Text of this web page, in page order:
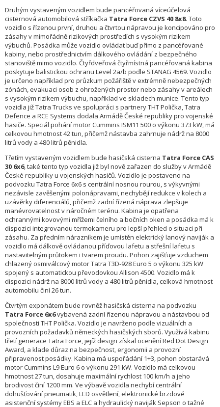
Druhým vystaveným vozidlem bude pancéřovaná víceúčelová
cisternová automobilová stříkačka Tatra Force CZVS 40 8x8. Toto
vozidlo s řízenou první, druhou a čtvrtou nápravou je koncipováno pro
zásahy v mimořádně rizikových prostředích s vysokým rizikem
výbuchů. Posádka může vozidlo ovládat buď přímo z pancéřované
kabiny, nebo prostřednictvím dálkového ovládání z bezpečného
stanoviště mimo vozidlo. Čtyřdveřová čtyřmístná pancéřovaná kabina
poskytuje balistickou ochranu Level 2a/b podle STANAG 4569. Vozidlo
je určeno například pro průzkum požářiště v extrémně nebezpečných
zónách, evakuaci osob z ohrožených prostor nebo zásahy v areálech
s vysokým rizikem výbuchu, například ve skladech munice. Tento typ
vozidla již Tatra Trucks ve spolupráci s partnery THT Polička, Tatra
Defence a RCE Systems dodala Armádě České republiky pro vojenské
hasiče. Speciál pohání motor Cummins ISM11 500 o výkonu 373 kW, má
celkovou hmotnost 42 tun, přičemž nástavba zahrnuje nádrž na 8000
litrů vody a 480 litrů pěnidla.
Třetím vystaveným vozidlem bude hasičská cisterna Tatra Force CAS
30 6x6, také tento typ vozidla již byl nově zařazen do služby v Armádě
České republiky u vojenských hasičů. Vozidlo je postaveno na
podvozku Tatra Force 6x6 s centrální nosnou rourou, s výkyvnými
nezávisle zavěšenými polonápravami, nechybějí redukce v kolech a
uzávěrky diferenciálů, přičemž zadní řízená náprava zlepšuje
manévrovatelnost v náročném terénu. Kabina je opatřena
ochrannými kovovými mřížemi čelního a bočních oken a posádka má k
dispozici integrovanou termokameru pro lepší přehled o situaci při
zásahu. Za předním nárazníkem je umístěn elektrický lanový naviják a
vozidlo má dálkově ovládanou příďovou lafetu a střešní lafetu s
nastavitelným průtokem i tvarem proudu. Pohon zajišťuje vzduchem
chlazený osmiválcový motor Tatra T3D-928 Euro 5 o výkonu 325 kW
spojený s automatickou převodovkou Allison 4500. Vozidlo má k
dispozici nádrž na 8000 litrů vody a 480 litrů pěnidla, celková hmotnost
automobilu činí 26 tun.
Čtvrtým exponátem bude rovněž hasičská cisterna na podvozku
Tatra Force 6x6vybavená zadní řízenou nápravou a nástavbou od
společnosti THT Polička. Vozidlo je navrženo podle vizuálních a
provozních požadavků německých hasičských sborů. Využívá kabinu
třetí generace Tatra Force, jejíž design získal ocenění Red Dot Design
Award, a klade důraz na bezpečnost, ergonomii a provozní
připravenost posádky. Kabina má uspořádání 1+3, pohon obstarává
motor Cummins L9 Euro 6 o výkonu 291 kW. Vozidlo má celkovou
hmotnost 27 tun, dosahuje maximální rychlost 100 km/h a jeho
brodivost činí 1200 mm. Ve výbavě vozidla nechybí centrální
dohušťování pneumatik, LED osvětlení, elektronické brzdové
asistenční systémy EBS a ELC a hydraulický naviják Sepson o tažné